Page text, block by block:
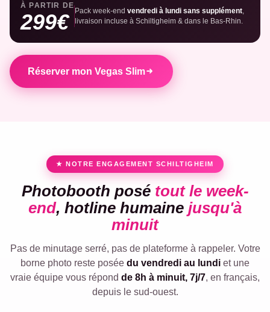
À PARTIR DE
299€ Pack week-endvendredi à lundi sans supplément,
livraison incluse à Schiltigheim & dans le Bas-Rhin.
Réserver mon Vegas Slim
★ NOTRE ENGAGEMENT SCHILTIGHEIM
Photobooth posé tout le week-
end, hotline humaine jusqu'à
minuit
Pas de minutage serré, pas de plateforme à rappeler. Votre
borne photo reste posée du vendredi au lundi et une
vraie équipe vous répond de 8h à minuit, 7j/7, en français,
depuis le sud-ouest.